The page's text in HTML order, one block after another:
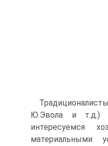
Ю.Эвола и т.д.)
интересуемся
материальными